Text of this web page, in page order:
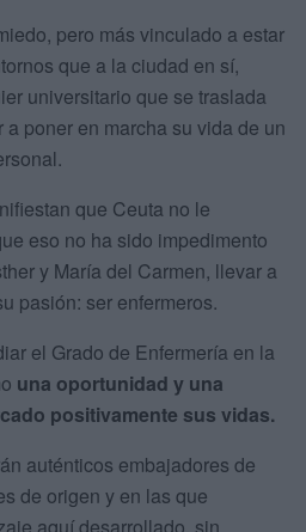
pero más vinculado a estar
que a la ciudad en sí,
universitario que se traslada
poner en marcha su vida de un
que Ceuta no le
eso no ha sido impedimento
y María del Carmen, llevar a
pasión: ser enfermeros.
el Grado de Enfermería en la
una oportunidad y una
positivamente sus vidas.
auténticos embajadores de
de origen y en las que